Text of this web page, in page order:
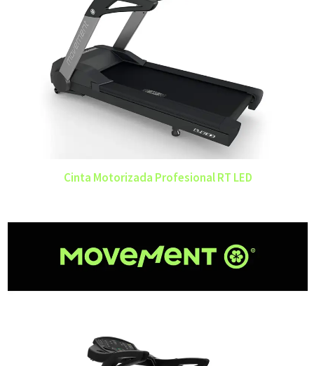
Cinta Motorizada Profesional RT LED